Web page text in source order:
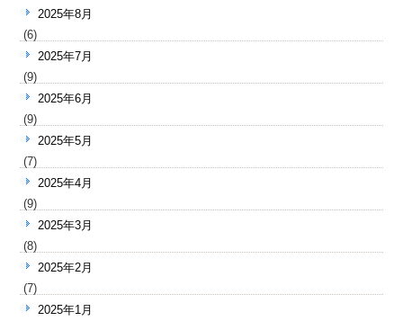
2025年8月
(6)
2025年7月
(9)
2025年6月
(9)
2025年5月
(7)
2025年4月
(9)
2025年3月
(8)
2025年2月
(7)
2025年1月